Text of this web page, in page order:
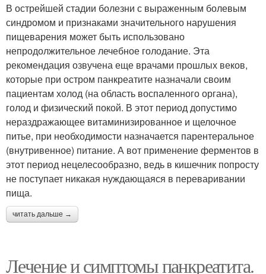
В острейшей стадии болезни с выраженным болевым
синдромом и признаками значительного нарушения
пищеварения может быть использовано
непродолжительное лечебное голодание. Эта
рекомендация озвучена еще врачами прошлых веков,
которые при остром панкреатите назначали своим
пациентам холод (на область воспаленного органа),
голод и физический покой. В этот период допустимо
нераздражающее витаминизированное и щелочное
питье, при необходимости назначается парентеральное
(внутривенное) питание. А вот применение ферментов в
этот период нецелесообразно, ведь в кишечник попросту
не поступает никакая нуждающаяся в переваривании
пища.
читать дальше →
Лечение и симптомы панкреатита.